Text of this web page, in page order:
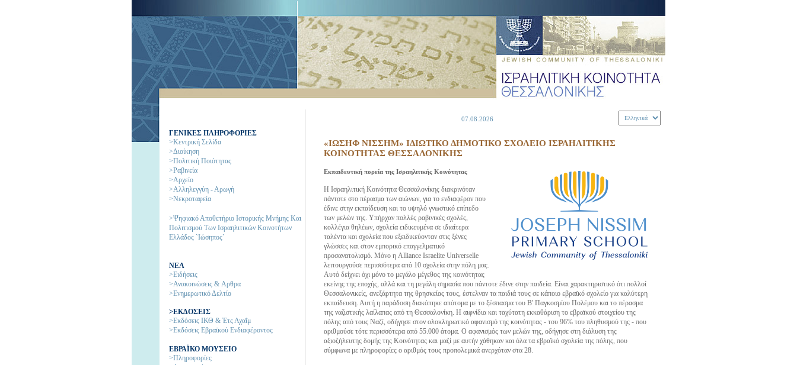
07.08.2026
ΓΕΝΙΚΕΣ ΠΛΗΡΟΦΟΡΙΕΣ
>Κεντρική Σελίδα
>Διοίκηση
>Πολιτική Ποιότητας
>Ραβινεία
>Αρχείο
>Αλληλεγγύη - Αρωγή
>Νεκροταφεία
>Ψηφιακό Αποθετήριο Ιστορικής Μνήμης Και
Πολιτισμού Των Ισραηλιτικών Κοινοτήτων
Ελλάδος `Ιώσηπος`
NEA
>Ειδήσεις
>Ανακοινώσεις & Aρθρα
>Ενημερωτικό Δελτίο
>ΕΚΔΟΣΕΙΣ
>Εκδόσεις ΙΚΘ & Έτς Αχαΐμ
>Εκδόσεις Εβραϊκού Ενδιαφέροντος
EΒΡΑΪΚΟ ΜΟΥΣΕΙΟ
>Πληροφορίες
«ΙΩΣΗΦ ΝΙΣΣΗΜ» ΙΔΙΩΤΙΚΟ ΔΗΜΟΤΙΚΟ ΣΧΟΛΕΙΟ ΙΣΡΑΗΛΙΤΙΚΗΣ
ΚΟΙΝΟΤΗΤΑΣ ΘΕΣΣΑΛΟΝΙΚΗΣ
Εκπαιδευτική πορεία της Ισραηλιτικής Κοινότητας
Η Ισραηλιτική Κοινότητα Θεσσαλονίκης διακρινόταν
πάντοτε στο πέρασμα των αιώνων, για το ενδιαφέρον που
έδινε στην εκπαίδευση και το υψηλό γνωστικό επίπεδο
των μελών της. Υπήρχαν πολλές ραβινικές σχολές,
κολλέγια θηλέων, σχολεία ειδικευμένα σε ιδιαίτερα
ταλέντα και σχολεία που εξειδικεύονταν στις ξένες
γλώσσες και στον εμπορικό επαγγελματικό
προσανατολισμό. Μόνο η Alliance Israelite Universelle
λειτουργούσε περισσότερα από 10 σχολεία στην πόλη μας.
Αυτό δείχνει όχι μόνο το μεγάλο μέγεθος της κοινότητας
εκείνης της εποχής, αλλά και τη μεγάλη σημασία που πάντοτε έδινε στην παιδεία. Είναι χαρακτηριστικό ότι πολλοί
Θεσσαλονικείς, ανεξάρτητα της θρησκείας τους, έστελναν τα παιδιά τους σε κάποιο εβραϊκό σχολείο για καλύτερη
εκπαίδευση. Αυτή η παράδοση διακόπηκε απότομα με το ξέσπασμα του Β' Παγκοσμίου Πολέμου και το πέρασμα
της ναζιστικής λαίλαπας από τη Θεσσαλονίκη. Η αιφνίδια και ταχύτατη εκκαθάριση το εβραϊκού στοιχείου της
πόλης από τους Ναζί, οδήγησε στον ολοκληρωτικό αφανισμό της κοινότητας - του 96% του πληθυσμού της - που
αριθμούσε τότε περισσότερα από 55.000 άτομα. Ο αφανισμός των μελών της, οδήγησε στη διάλυση της
αξιοζήλευτης δομής της Κοινότητας και μαζί με αυτήν χάθηκαν και όλα τα εβραϊκό σχολεία της πόλης, που
σύμφωνα με πληροφορίες ο αριθμός τους προπολεμικά ανερχόταν στα 28.